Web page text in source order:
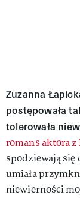
Zuzanna
postępowała
tolerowała
romans aktora z
spodziewają się
umiała
niewierności